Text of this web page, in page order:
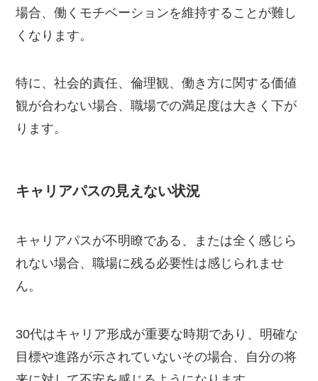
場合、働くモチベーションを維持することが難し
くなります。
特に、社会的責任、倫理観、働き方に関する価値
観が合わない場合、職場での満足度は大きく下が
ります。
キャリアパスの見えない状況
キャリアパスが不明瞭である、または全く感じら
れない場合、職場に残る必要性は感じられませ
ん。
30代はキャリア形成が重要な時期であり、明確な
目標や進路が示されていないその場合、自分の将